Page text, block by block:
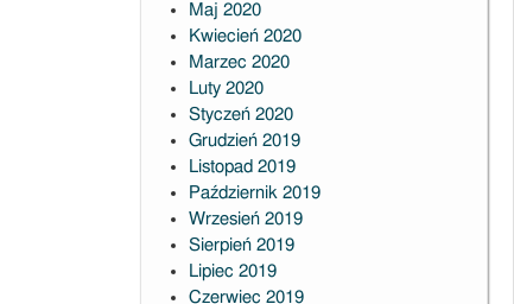
Maj 2020
Kwiecień 2020
Marzec 2020
Luty 2020
Styczeń 2020
Grudzień 2019
Listopad 2019
Październik 2019
Wrzesień 2019
Sierpień 2019
Lipiec 2019
Czerwiec 2019